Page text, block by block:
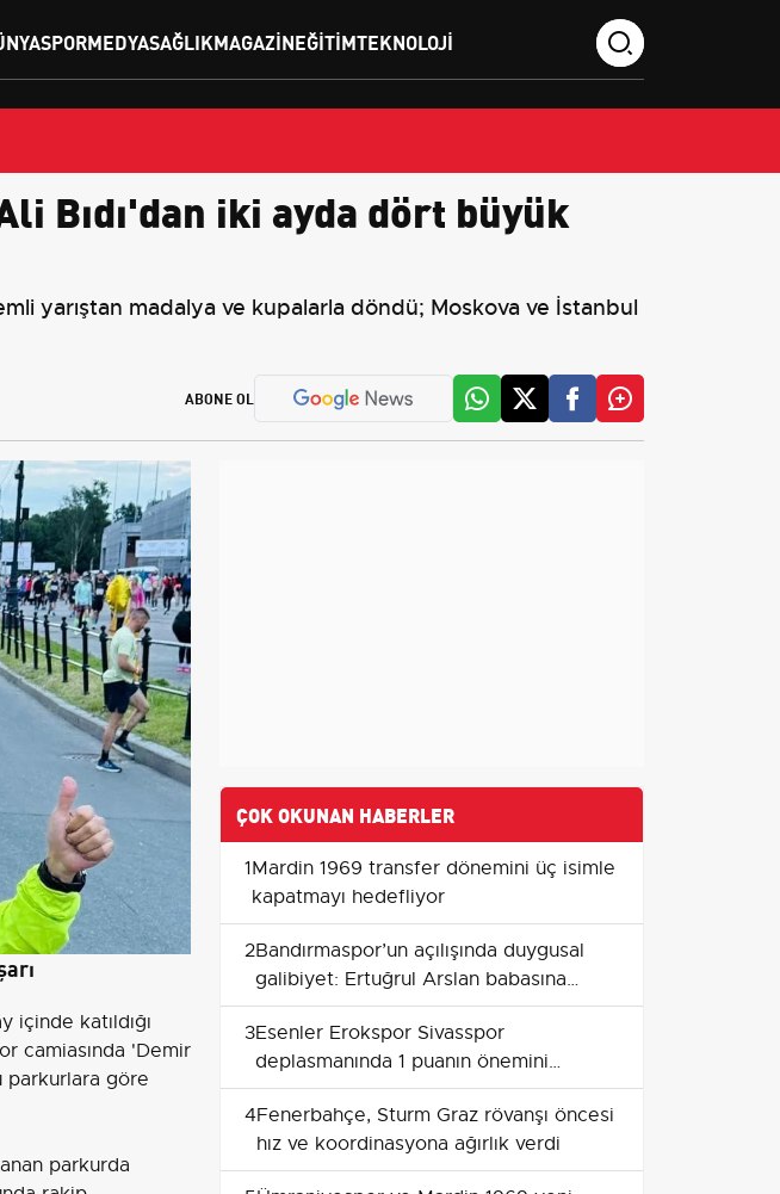
SPORMEDYASAĞLIKMAGAZINEĞITIMTEKNOLOJI
Bıdı'dan iki ayda dört büyük
yarıştan madalya ve kupalarla döndü; Moskova ve İstanbul
ABONE OL
içinde katıldığı
camiasında 'Demir
parkurlara göre
parkurda
ÇOK OKUNAN HABERLER
1Mardin 1969 transfer dönemini üç isimle
kapatmayı hedefliyor
2Bandırmaspor’un açılışında duygusal
galibiyet: Ertuğrul Arslan babasına
armağan etti
3Esenler Erokspor Sivasspor
deplasmanında 1 puanın önemini
vurguladı
4Fenerbahçe, Sturm Graz rövanşı öncesi
hız ve koordinasyona ağırlık verdi